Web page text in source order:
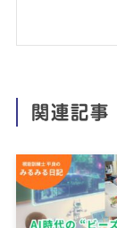
関連記事